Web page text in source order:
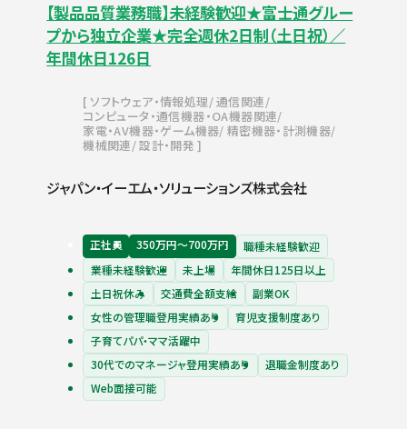
【製品品質業務職】未経験歓迎★富士通グルー
プから独立企業★完全週休2日制（土日祝）／
年間休日126日
ソフトウェア・情報処理 通信関連
コンピュータ・通信機器・OA機器関連
家電・AV機器・ゲーム機器 精密機器・計測機器
機械関連 設計・開発
ジャパン・イーエム・ソリューションズ株式会社
正社員 350万円〜700万円
職種未経験歓迎
業種未経験歓迎
未上場
年間休日125日以上
土日祝休み
交通費全額支給
副業OK
女性の管理職登用実績あり
育児支援制度あり
子育てパパ・ママ活躍中
30代でのマネージャ登用実績あり
退職金制度あり
Web面接可能